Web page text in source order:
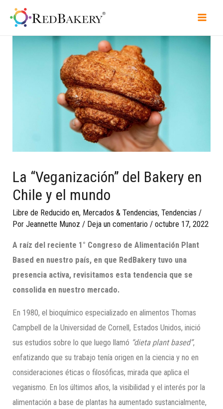
La “Veganización” del Bakery en
Chile y el mundo
Libre de Reducido en, Mercados & Tendencias,Tendencias /
PorJeannette Munoz / Deja un comentario /octubre 17, 2022
A raíz del reciente 1° Congreso de Alimentación Plant
Based en nuestro país, en que RedBakery tuvo una
presencia activa, revisitamos esta tendencia que se
consolida en nuestro mercado.
En 1980, el bioquímico especializado en alimentos Thomas
Campbell de la Universidad de Cornell, Estados Unidos, inició
sus estudios sobre lo que luego llamó “dieta plant based”,
enfatizando que su trabajo tenía origen en la ciencia y no en
consideraciones éticas o filosóficas, mirada que aplica el
veganismo. En los últimos años, la visibilidad y el interés por la
alimentación a base de plantas ha aumentado sustancialmente,